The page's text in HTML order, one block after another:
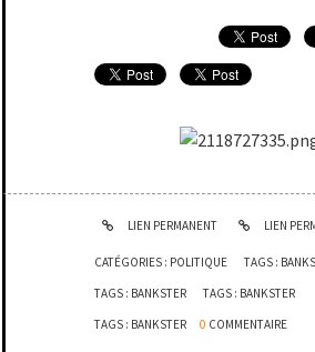
LIEN PERMANENT LIEN
CATÉGORIES : POLITIQUE TAGS :
TAGS : BANKSTER TAGS : BANKSTER
TAGS : BANKSTER 0 COMMENTAIRE